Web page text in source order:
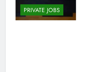
PRIVATE JOBS